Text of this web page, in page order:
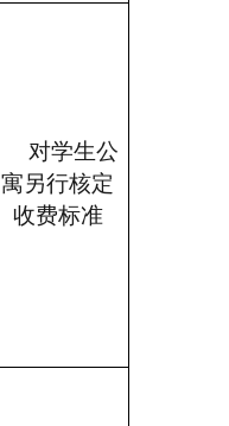
对学生公
寓另行核定
收费标准